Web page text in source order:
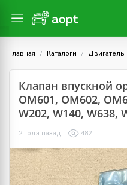
Главная Каталоги Двигатель
Клапан впускной
OM601, OM602,
W202, W140, W638,
2 года назад 482